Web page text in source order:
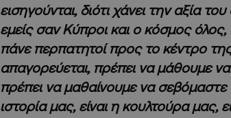
εισηγούνται, διότι χάνει την αξία
εμείς σαν Κύπροι και ο κόσμος όλος,
πάνε περπατητοί προς το κέντρο
απαγορεύεται, πρέπει να μάθουμε
πρέπει να μαθαίνουμε να σεβόμαστε
ιστορία μας, είναι η κουλτούρα μας,